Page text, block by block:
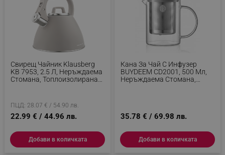
Свирещ Чайник Klausberg
KB 7953, 2.5 Л, Неръждаема
Стомана, Топлоизолирана
ПЦД: 28.07 € / 54.90 лв.
22.99 € / 44.96 лв.
Добави в количката
Кана За Чай С Инфузер
BUYDEEM CD2001, 500 Мл,
Неръждаема Стомана,
35.78 € / 69.98 лв.
Добави в количката